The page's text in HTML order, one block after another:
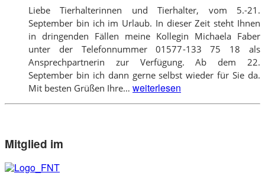
Liebe Tierhalterinnen und Tierhalter, vom 5.-21.
September bin ich im Urlaub. In dieser Zeit steht Ihnen
in dringenden Fällen meine Kollegin Michaela Faber
unter der Telefonnummer 01577-133 75 18 als
Ansprechpartnerin zur Verfügung. Ab dem 22.
September bin ich dann gerne selbst wieder für Sie da.
Mit besten Grüßen Ihre… Urlaub
im
September
weiterlesen
Mitglied im